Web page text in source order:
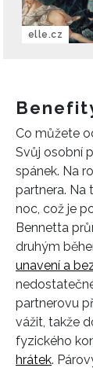
elle.cz
Co můžete
Svůj osobní
spánek. Na
partnera. Na
noc, což je
Bennetta
druhým
unavení a
partnerovu
vážit, takže
fyzického
hrátek.